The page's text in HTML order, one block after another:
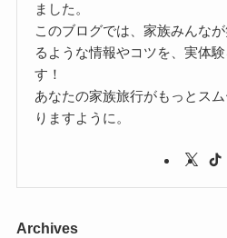
ました。
このブログでは、家族みんな
るような情報やコツを、実体
す！
あなたの家族旅行がもっとス
りますように。
Archives